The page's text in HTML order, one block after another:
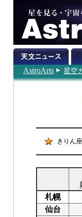
AstroArts 星空
きりん
札幌
仙台